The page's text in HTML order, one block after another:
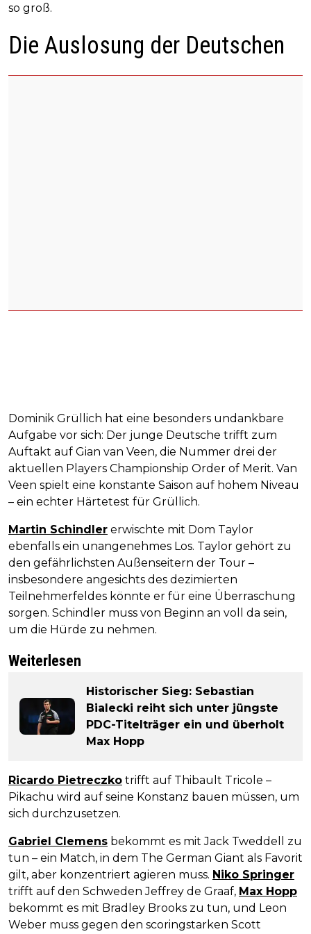
so groß.
Die Auslosung der Deutschen
Dominik Grüllich hat eine besonders undankbare
Aufgabe vor sich: Der junge Deutsche trifft zum
Auftakt auf Gian van Veen, die Nummer drei der
aktuellen Players Championship Order of Merit. Van
Veen spielt eine konstante Saison auf hohem Niveau
– ein echter Härtetest für Grüllich.
Martin Schindler erwischte mit Dom Taylor
ebenfalls ein unangenehmes Los. Taylor gehört zu
den gefährlichsten Außenseitern der Tour –
insbesondere angesichts des dezimierten
Teilnehmerfeldes könnte er für eine Überraschung
sorgen. Schindler muss von Beginn an voll da sein,
um die Hürde zu nehmen.
Weiterlesen
Historischer Sieg: Sebastian
Bialecki reiht sich unter jüngste
PDC-Titelträger ein und überholt
Max Hopp
Ricardo Pietreczko trifft auf Thibault Tricole –
Pikachu wird auf seine Konstanz bauen müssen, um
sich durchzusetzen.
Gabriel Clemens bekommt es mit Jack Tweddell zu
tun – ein Match, in dem The German Giant als Favorit
gilt, aber konzentriert agieren muss. Niko Springer
trifft auf den Schweden Jeffrey de Graaf, Max Hopp
bekommt es mit Bradley Brooks zu tun, und Leon
Weber muss gegen den scoringstarken Scott